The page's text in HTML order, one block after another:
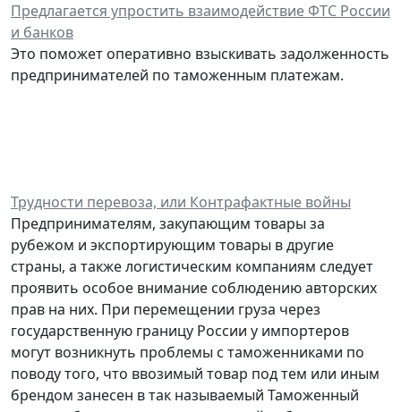
Предлагается упростить взаимодействие ФТС России
и банков
Это поможет оперативно взыскивать задолженность
предпринимателей по таможенным платежам.
Трудности перевоза, или Контрафактные войны
Предпринимателям, закупающим товары за
рубежом и экспортирующим товары в другие
страны, а также логистическим компаниям следует
проявить особое внимание соблюдению авторских
прав на них. При перемещении груза через
государственную границу России у импортеров
могут возникнуть проблемы с таможенниками по
поводу того, что ввозимый товар под тем или иным
брендом занесен в так называемый Таможенный